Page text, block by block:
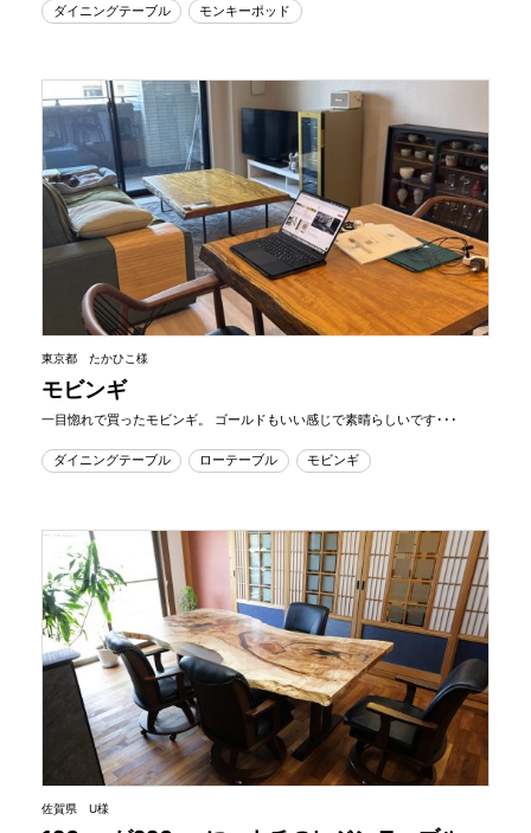
ダイニングテーブル モンキーポッド
東京都 たかひこ様
モビンギ
一目惚れで買ったモビンギ。 ゴールドもいい感じで素晴らしいです･･･
ダイニングテーブル ローテーブル モビンギ
佐賀県 U様